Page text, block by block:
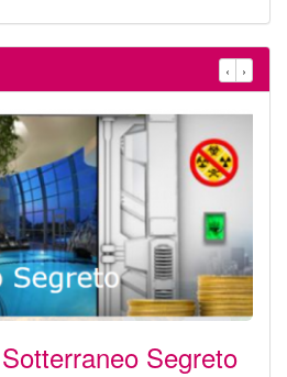
‹ ›
Segreto